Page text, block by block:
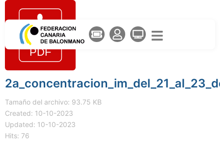
Tamaño del archivo: 93.75 KB
Created: 10-10-2023
Updated: 10-10-2023
Hits: 76